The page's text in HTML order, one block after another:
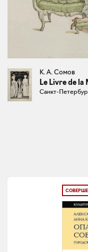
К. А. Сомов
Le Livre de
Санкт-